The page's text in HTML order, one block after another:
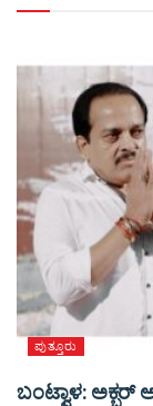
ಪುತ್ತೂರು
ಬಂಟ್ವಾಳ: ಅಕ್ಬರ್